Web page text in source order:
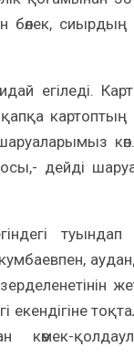
бөлек,
егіледі.
картоптың
көп.
дейді
туындап
екендігіне